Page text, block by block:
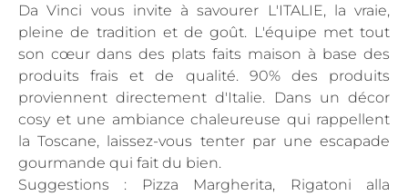
Da Vinci vous invite à savourer L'ITALIE, la vraie,
pleine de tradition et de goût. L'équipe met tout
son cœur dans des plats faits maison à base des
produits frais et de qualité. 90% des produits
proviennent directement d'Italie. Dans un décor
cosy et une ambiance chaleureuse qui rappellent
la Toscane, laissez-vous tenter par une escapade
gourmande qui fait du bien.
Suggestions : Pizza Margherita, Rigatoni alla